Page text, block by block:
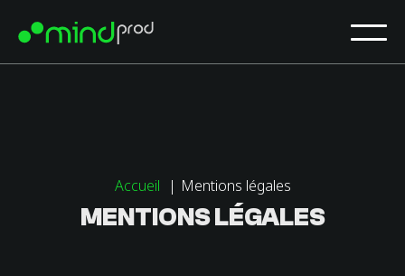
Accueil Mentions légales
MENTIONS LÉGALES